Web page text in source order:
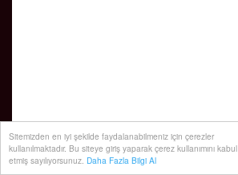
Sitemizden en iyi şekilde faydalanabilmeniz için çerezler
kullanılmaktadır. Bu siteye giriş yaparak çerez kullanımını kabul
etmiş sayılıyorsunuz. Daha Fazla Bilgi Al